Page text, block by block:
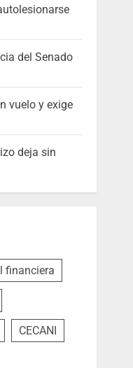
del Senado
vuelo y exige
deja sin
financiera
CECANI